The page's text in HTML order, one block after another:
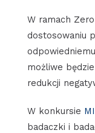
W ramach
dostosowaniu
możliwe
redukcji
W konkursie
badaczki i